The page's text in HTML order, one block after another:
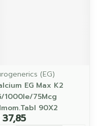
(EG)
EG Max K2
1000Ie/75Mcg
90X2